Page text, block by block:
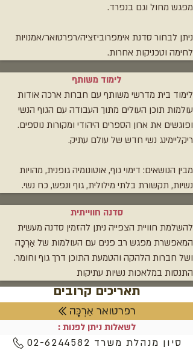
מפגש מחול וגם בנפרד.
ניתן לבחור סדנת אימפרוביזציה/רפרטואר/אמנויות
לחימה וטכניקות אחרות.
לימוד משותף
לימוד בית מדרשי משותף עם חברות ארכה אודות
עולמות תוכן העולים מתוך העבודה עם הגוף הנשי
ופוגשים את ארון הספרים היהודי ומקורות נוספים.
ריקליימינג נשי חדש של עולם עתיק.
מבין הנושאים: דימוי גוף, אוטונומיה גופנית, מהויות
נשיות, תקשורת בלתי מילולית, גוף ונפש, כח נשי.
סדנה חווייתית
להשלמת חוויית הצפייה ניתן להזמין סדנה מעשית
המאפשרת מפגש רב פנים עם העולמות של אַרְכָּה
ושל חברות הלהקה והטמעת התוכן דרך גוף וחומר.
התנסות במלאכות נשיות עתיקות
תאריכים קרובים
רפרטואר אַרְכָּה
לשאלות ניתן לפנות :
סיון מנהלת משרד 02-6244582